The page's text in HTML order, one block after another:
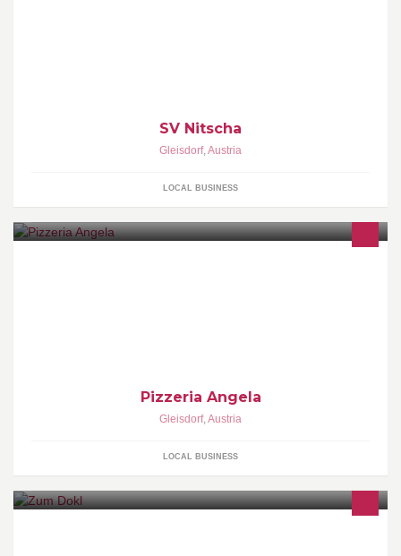
SV Nitscha
Gleisdorf,Austria
LOCAL BUSINESS
Pizzeria Angela
Gleisdorf,Austria
LOCAL BUSINESS